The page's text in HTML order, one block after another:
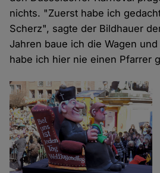
nichts. "Zuerst habe ich
Scherz", sagte der Bildhauer
Jahren baue ich die Wagen
habe ich hier nie einen Pfarrer